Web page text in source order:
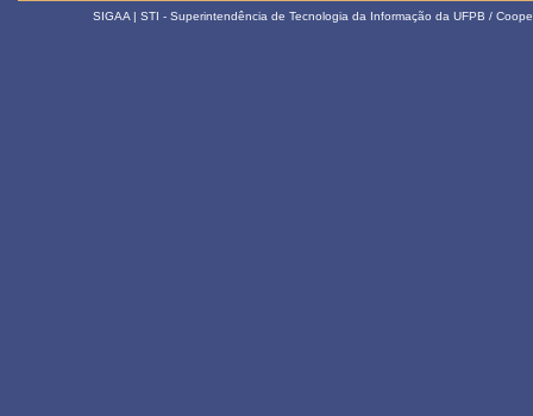
SIGAA | STI - Superintendência de Tecnologia da Informação da UFPB /